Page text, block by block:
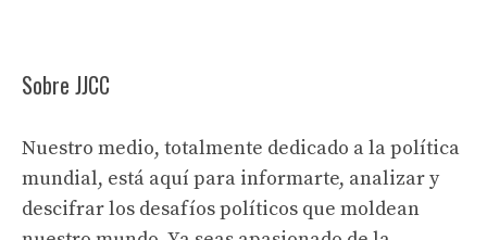
Sobre JJCC
Nuestro medio, totalmente dedicado a la política
mundial, está aquí para informarte, analizar y
descifrar los desafíos políticos que moldean